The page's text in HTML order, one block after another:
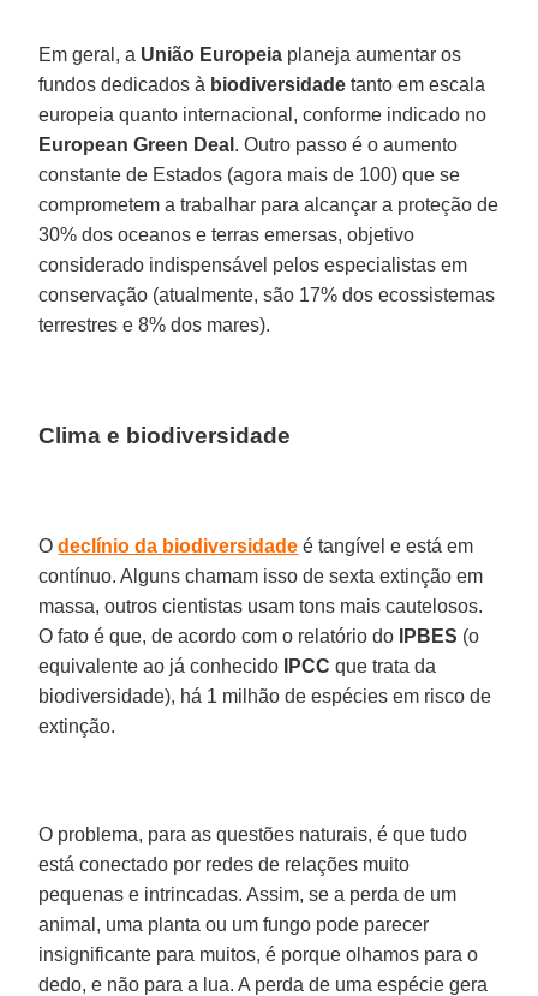
Em geral, a União Europeia planeja aumentar os
fundos dedicados à biodiversidade tanto em escala
europeia quanto internacional, conforme indicado no
European Green Deal . Outro passo é o aumento
constante de Estados (agora mais de 100) que se
comprometem a trabalhar para alcançar a proteção de
30% dos oceanos e terras emersas, objetivo
considerado indispensável pelos especialistas em
conservação (atualmente, são 17% dos ecossistemas
terrestres e 8% dos mares).
Clima e biodiversidade
Odeclínio da biodiversidade é tangível e está em
contínuo. Alguns chamam isso de sexta extinção em
massa, outros cientistas usam tons mais cautelosos.
O fato é que, de acordo com o relatório do
IPBES (o
equivalente ao já conhecido
IPCC que trata da
biodiversidade), há 1 milhão de espécies em risco de
extinção.
O problema, para as questões naturais, é que tudo
está conectado por redes de relações muito
pequenas e intrincadas. Assim, se a perda de um
animal, uma planta ou um fungo pode parecer
insignificante para muitos, é porque olhamos para o
dedo, e não para a lua. A perda de uma espécie gera